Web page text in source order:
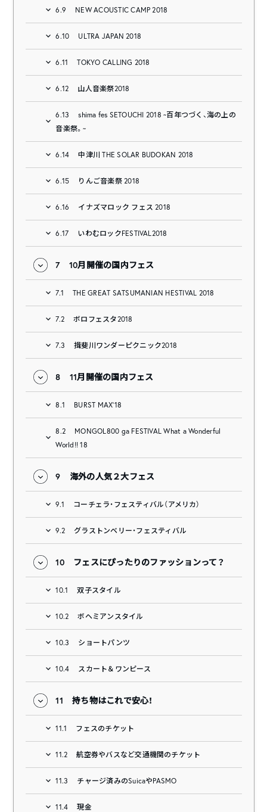
6.9 NEW ACOUSTIC CAMP 2018
6.10 ULTRA JAPAN 2018
6.11 TOKYO CALLING 2018
6.12 山人音楽祭2018
6.13
shima fes SETOUCHI 2018 ~百年つづく、海の上の
音楽祭。~
6.14 中津川 THE SOLAR BUDOKAN 2018
6.15 りんご音楽祭 2018
6.16 イナズマロック フェス 2018
6.17 いわむロックFESTIVAL2018
7 10月開催の国内フェス
7.1 THE GREAT SATSUMANIAN HESTIVAL 2018
7.2 ボロフェスタ2018
7.3 揖斐川ワンダーピクニック2018
8 11月開催の国内フェス
8.1 BURST MAX’18
8.2
MONGOL800 ga FESTIVAL What a Wonderful
World!! 18
9 海外の人気２大フェス
9.1 コーチェラ・フェスティバル（アメリカ）
9.2 グラストンベリー・フェスティバル
10 フェスにぴったりのファッションって？
10.1 双子スタイル
10.2 ボヘミアンスタイル
10.3 ショートパンツ
10.4 スカート＆ワンピース
11 持ち物はこれで安心！
11.1 フェスのチケット
11.2 航空券やバスなど交通機関のチケット
11.3 チャージ済みのSuicaやPASMO
11.4 現金